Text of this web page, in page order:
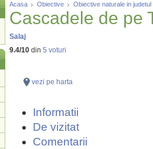
Acasa Obiective Obiective naturale in judetul
Cascadele de pe
Salaj
9.4/10 din 5 voturi
vezi pe harta
Informatii
De vizitat
Comentarii